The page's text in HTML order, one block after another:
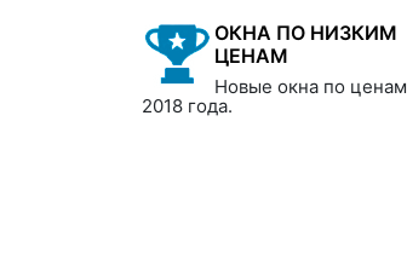
ОКНА ПО НИЗКИМ
ЦЕНАМ
Новые окна по ценам
2018 года.